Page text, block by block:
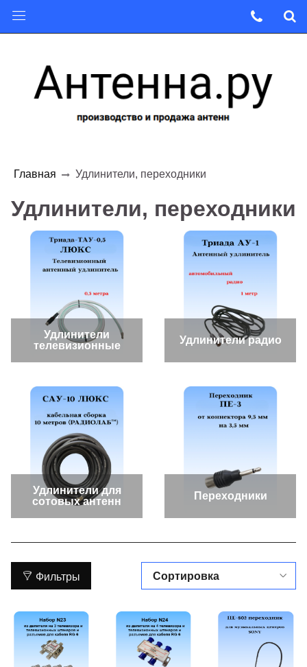
Главная Удлинители, переходники
Удлинители, переходники
Удлинители
телевизионные
Удлинители радио
Удлинители для
сотовых антенн
Переходники
Фильтры